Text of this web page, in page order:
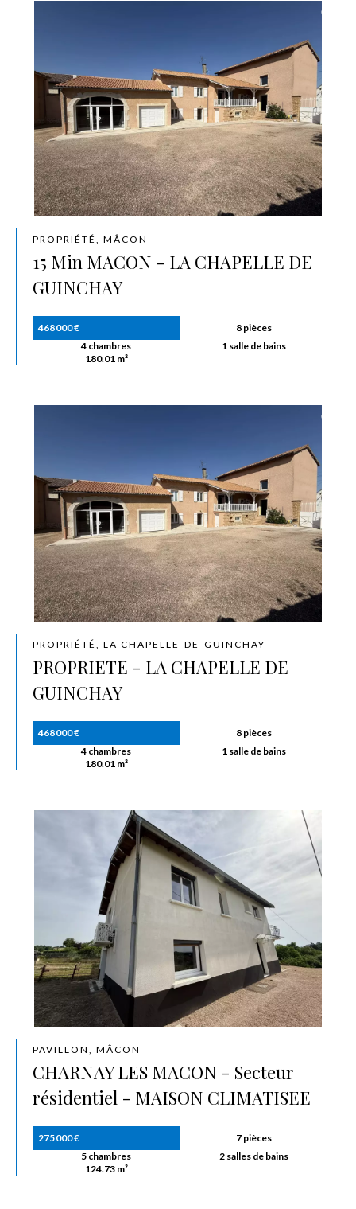
PROPRIÉTÉ, MÂCON
15 Min MACON - LA CHAPELLE DE
GUINCHAY
468 000 €
8 pièces
4 chambres
1 salle de bains
180.01 m²
PROPRIÉTÉ, LA CHAPELLE-DE-GUINCHAY
PROPRIETE - LA CHAPELLE DE
GUINCHAY
468 000 €
8 pièces
4 chambres
1 salle de bains
180.01 m²
PAVILLON, MÂCON
CHARNAY LES MACON - Secteur
résidentiel - MAISON CLIMATISEE
275 000 €
7 pièces
5 chambres
2 salles de bains
124.73 m²